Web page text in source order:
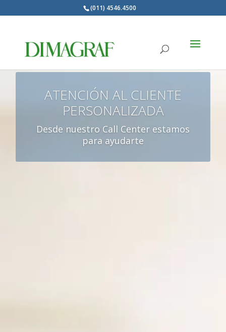
(011) 4546.4500
ATENCIÓN AL CLIENTE
PERSONALIZADA
Desde nuestro Call Center estamos
para ayudarte